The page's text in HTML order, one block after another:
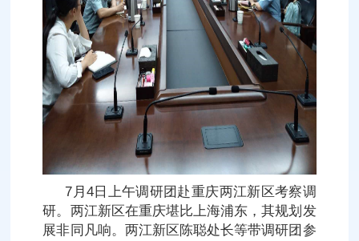
7月4日上午调研团赴重庆两江新区考察调
研。两江新区在重庆堪比上海浦东，其规划发
展非同凡响。两江新区陈聪处长等带调研团参